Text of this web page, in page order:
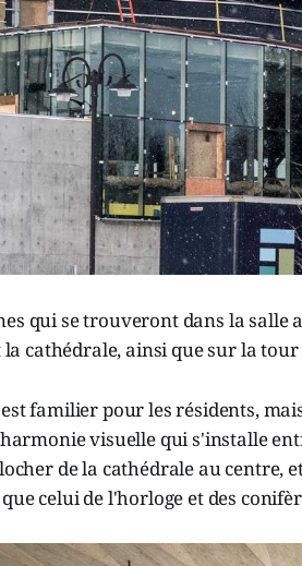
qui se trouveront dans la salle
la cathédrale, ainsi que sur la
est familier pour les résidents,
visuelle qui s'installe
de la cathédrale au centre,
celui de l'horloge et des